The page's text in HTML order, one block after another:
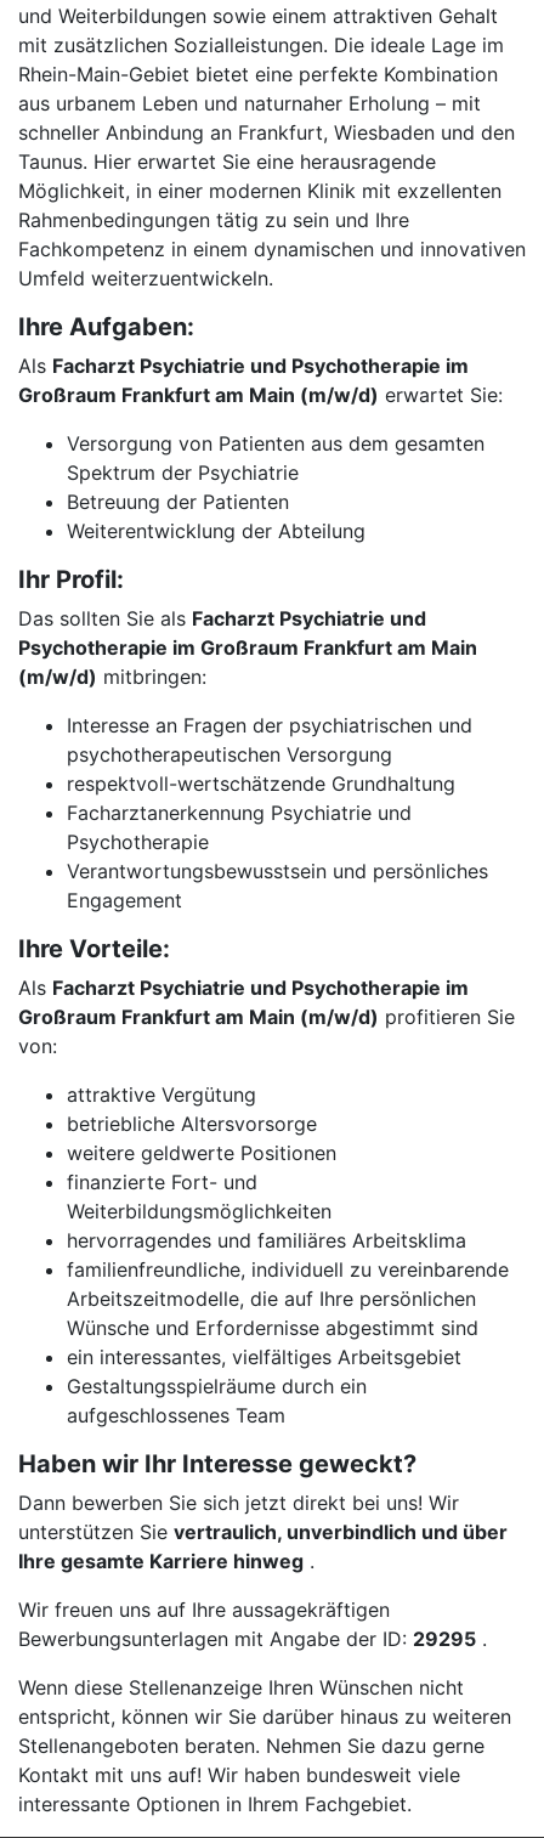
und Weiterbildungen sowie einem attraktiven Gehalt
mit zusätzlichen Sozialleistungen. Die ideale Lage im
Rhein-Main-Gebiet bietet eine perfekte Kombination
aus urbanem Leben und naturnaher Erholung – mit
schneller Anbindung an Frankfurt, Wiesbaden und den
Taunus. Hier erwartet Sie eine herausragende
Möglichkeit, in einer modernen Klinik mit exzellenten
Rahmenbedingungen tätig zu sein und Ihre
Fachkompetenz in einem dynamischen und innovativen
Umfeld weiterzuentwickeln.
Ihre Aufgaben:
Als Facharzt Psychiatrie und Psychotherapie im
Großraum Frankfurt am Main (m/w/d) erwartet Sie:
Versorgung von Patienten aus dem gesamten
Spektrum der Psychiatrie
Betreuung der Patienten
Weiterentwicklung der Abteilung
Ihr Profil:
Das sollten Sie als Facharzt Psychiatrie und
Psychotherapie im Großraum Frankfurt am Main
(m/w/d) mitbringen:
Interesse an Fragen der psychiatrischen und
psychotherapeutischen Versorgung
respektvoll-wertschätzende Grundhaltung
Facharztanerkennung Psychiatrie und
Psychotherapie
Verantwortungsbewusstsein und persönliches
Engagement
Ihre Vorteile:
Als Facharzt Psychiatrie und Psychotherapie im
Großraum Frankfurt am Main (m/w/d) profitieren Sie
von:
attraktive Vergütung
betriebliche Altersvorsorge
weitere geldwerte Positionen
finanzierte Fort- und
Weiterbildungsmöglichkeiten
hervorragendes und familiäres Arbeitsklima
familienfreundliche, individuell zu vereinbarende
Arbeitszeitmodelle, die auf Ihre persönlichen
Wünsche und Erfordernisse abgestimmt sind
ein interessantes, vielfältiges Arbeitsgebiet
Gestaltungsspielräume durch ein
aufgeschlossenes Team
Haben wir Ihr Interesse geweckt?
Dann bewerben Sie sich jetzt direkt bei uns! Wir
unterstützen Sie vertraulich, unverbindlich und über
Ihre gesamte Karriere hinweg .
Wir freuen uns auf Ihre aussagekräftigen
Bewerbungsunterlagen mit Angabe der ID: 29295 .
Wenn diese Stellenanzeige Ihren Wünschen nicht
entspricht, können wir Sie darüber hinaus zu weiteren
Stellenangeboten beraten. Nehmen Sie dazu gerne
Kontakt mit uns auf! Wir haben bundesweit viele
interessante Optionen in Ihrem Fachgebiet.